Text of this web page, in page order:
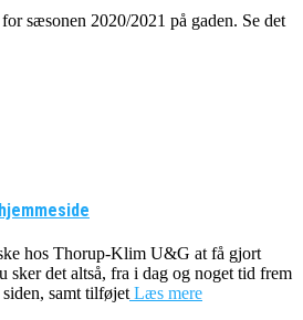
sæsonen 2020/2021 på gaden. Se det
hos Thorup-Klim U&G at få gjort
sker det altså, fra i dag og noget tid frem
samt tilføjet Læs mere